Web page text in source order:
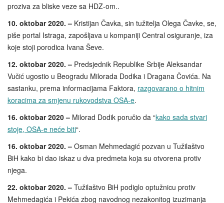
proziva za bliske veze sa HDZ-om..
10. oktobar 2020. – Kristijan Čavka, sin tužitelja Olega Čavke, se,
piše portal Istraga, zapošljava u kompaniji Central osiguranje, iza
koje stoji porodica Ivana Ševe.
12. oktobar 2020. – Predsjednik Republike Srbije Aleksandar
Vučić ugostio u Beogradu Milorada Dodika i Dragana Čovića. Na
sastanku, prema informacijama Faktora, razgovarano o hitnim
koracima za smjenu rukovodstva OSA-e.
16. oktobar 2020 – Milorad Dodik poručio da “kako sada stvari
stoje, OSA-e neće biti“.
16. oktobar 2020. – Osman Mehmedagić pozvan u Tužilaštvo
BiH kako bi dao iskaz u dva predmeta koja su otvorena protiv
njega.
22. oktobar 2020. – Tužilaštvo BiH podiglo optužnicu protiv
Mehmedagića i Pekića zbog navodnog nezakonitog izuzimanja